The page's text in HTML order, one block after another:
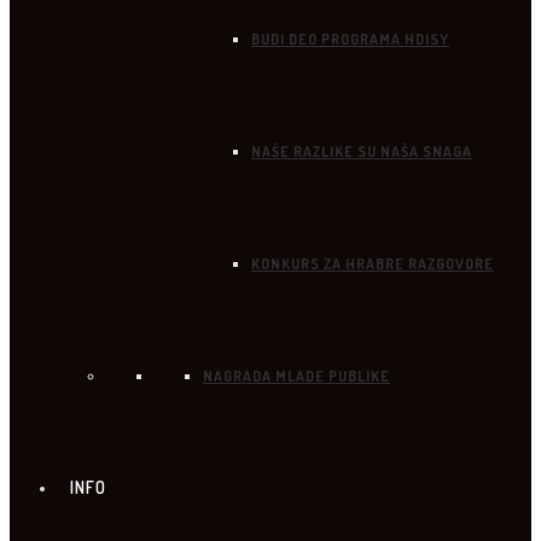
BUDI DEO PROGRAMA HDISY
NAŠE RAZLIKE SU NAŠA SNAGA
KONKURS ZA HRABRE RAZGOVORE
NAGRADA MLADE PUBLIKE
INFO